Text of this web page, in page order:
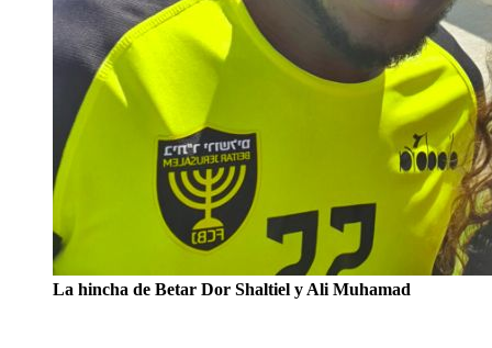
La hincha de Betar Dor Shaltiel y Ali Muhamad